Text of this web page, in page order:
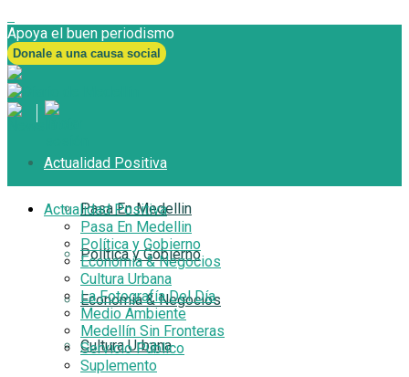
Apoya el buen periodismo
Donale a una causa social
Actualidad Positiva
Pasa En Medellin
Política y Gobierno
Economía & Negocios
Cultura Urbana
Actualidad Positiva
Pasa En Medellin
Política y Gobierno
Economía & Negocios
Cultura Urbana
La Fotografía Del Día
Medio Ambiente
Medellín Sin Fronteras
Servicio Público
Suplemento